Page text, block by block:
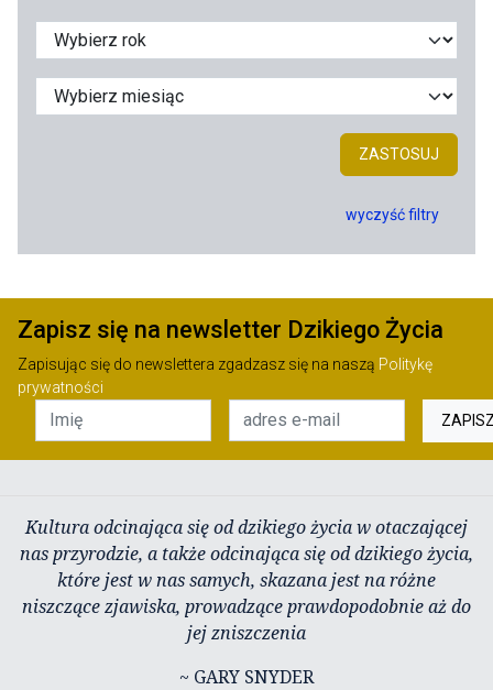
ZASTOSUJ
wyczyść filtry
Zapisz się na newsletter Dzikiego Życia
Zapisując się do newslettera zgadzasz się na naszą Politykę
prywatności
Kultura odcinająca się od dzikiego życia w otaczającej
nas przyrodzie, a także odcinająca się od dzikiego życia,
które jest w nas samych, skazana jest na różne
niszczące zjawiska, prowadzące prawdopodobnie aż do
jej zniszczenia
~ GARY SNYDER